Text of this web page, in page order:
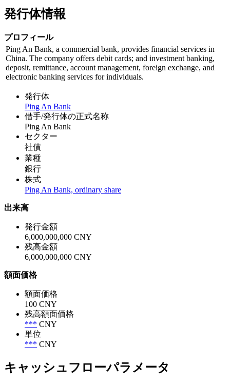
発行体情報
プロフィール
Ping An Bank, a commercial bank, provides financial services in
China. The company offers debit cards; and investment banking,
deposit, remittance, account management, foreign exchange, and
electronic banking services for individuals.
発行体
Ping An Bank
借手/発行体の正式名称
Ping An Bank
セクター
社債
業種
銀行
株式
Ping An Bank, ordinary share
出来高
発行金額
6,000,000,000 CNY
残高金額
6,000,000,000 CNY
額面価格
額面価格
100 CNY
残高額面価格
*** CNY
単位
*** CNY
キャッシュフローパラメータ